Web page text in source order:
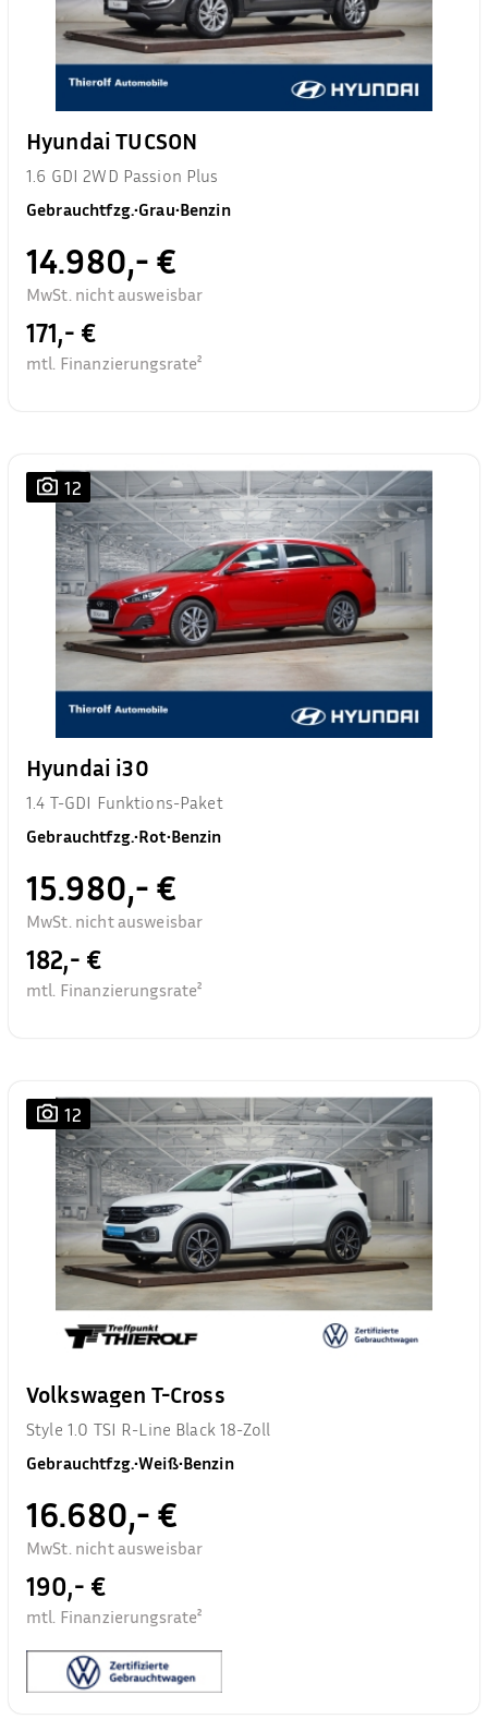
Hyundai TUCSON
1.6 GDI 2WD Passion Plus
Gebrauchtfzg.•Grau•Benzin
14.980,- €
MwSt. nicht ausweisbar
171,- €
mtl. Finanzierungsrate²
12
Hyundai i30
1.4 T-GDI Funktions-Paket
Gebrauchtfzg.•Rot•Benzin
15.980,- €
MwSt. nicht ausweisbar
182,- €
mtl. Finanzierungsrate²
12
Volkswagen T-Cross
Style 1.0 TSI R-Line Black 18-Zoll
Gebrauchtfzg.•Weiß•Benzin
16.680,- €
MwSt. nicht ausweisbar
190,- €
mtl. Finanzierungsrate²